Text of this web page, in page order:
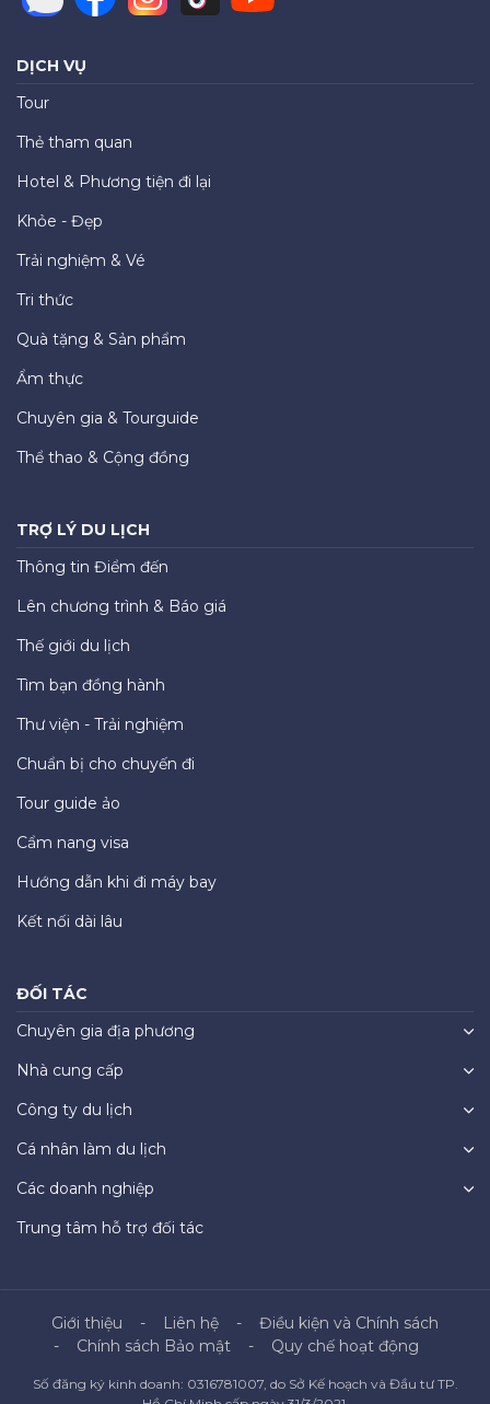
DỊCH VỤ
Tour
Thẻ tham quan
Hotel & Phương tiện đi lại
Khỏe - Đẹp
Trải nghiệm & Vé
Tri thức
Quà tặng & Sản phẩm
Ẩm thực
Chuyên gia & Tourguide
Thể thao & Cộng đồng
TRỢ LÝ DU LỊCH
Thông tin Điểm đến
Lên chương trình & Báo giá
Thế giới du lịch
Tìm bạn đồng hành
Thư viện - Trải nghiệm
Chuẩn bị cho chuyến đi
Tour guide ảo
Cẩm nang visa
Hướng dẫn khi đi máy bay
Kết nối dài lâu
ĐỐI TÁC
Chuyên gia địa phương
Nhà cung cấp
Công ty du lịch
Cá nhân làm du lịch
Các doanh nghiệp
Trung tâm hỗ trợ đối tác
Giới thiệu Liên hệ
Điều kiện và Chính sách
Chính sách Bảo mật
Quy chế hoạt động
Số đăng ký kinh doanh: 0316781007, do Sở Kế hoạch và Đầu tư TP.